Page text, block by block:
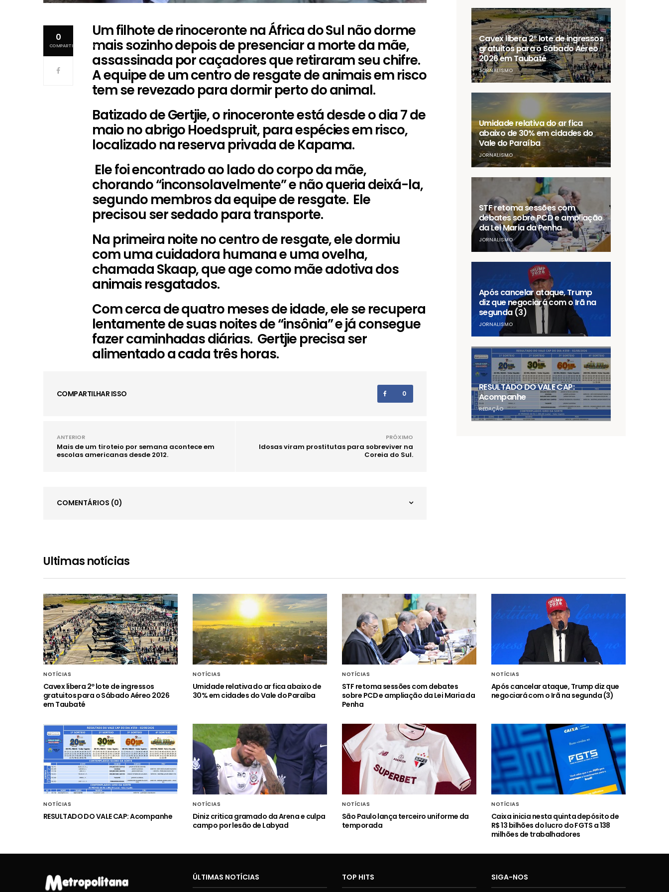
0
COMPARTILHAMENTOS
Um filhote de rinoceronte na África do Sul não dorme
mais sozinho depois de presenciar a morte da mãe,
assassinada por caçadores que retiraram seu chifre.
A equipe de um centro de resgate de animais em risco
tem se revezado para dormir perto do animal.
Batizado de Gertjie, o rinoceronte está desde o dia 7 de
maio no abrigo Hoedspruit, para espécies em risco,
localizado na reserva privada de Kapama.
Ele foi encontrado ao lado do corpo da mãe,
chorando “inconsolavelmente” e não queria deixá-la,
segundo membros da equipe de resgate. Ele
precisou ser sedado para transporte.
Na primeira noite no centro de resgate, ele dormiu
com uma cuidadora humana e uma ovelha,
chamada Skaap, que age como mãe adotiva dos
animais resgatados.
Com cerca de quatro meses de idade, ele se recupera
lentamente de suas noites de “insônia” e já consegue
fazer caminhadas diárias. Gertjie precisa ser
alimentado a cada três horas.
COMPARTILHAR ISSO 0
ANTERIOR
Mais de um tiroteio por semana acontece em
escolas americanas desde 2012.
PRÓXIMO
Idosas viram prostitutas para sobreviver na
Coreia do Sul.
COMENTÁRIOS (0)
Cavex libera 2º lote de ingressos
gratuitos para o Sábado Aéreo
2026 em Taubaté
JORNALISMO
Umidade relativa do ar fica
abaixo de 30% em cidades do
Vale do Paraíba
JORNALISMO
STF retoma sessões com
debates sobre PCD e ampliação
da Lei Maria da Penha
JORNALISMO
Após cancelar ataque, Trump
diz que negociará com o Irã na
segunda (3)
JORNALISMO
RESULTADO DO VALE CAP:
Acompanhe
REDAÇÃO
Ultimas notícias
NOTÍCIAS
Cavex libera 2º lote de ingressos
gratuitos para o Sábado Aéreo 2026
em Taubaté
NOTÍCIAS
Umidade relativa do ar fica abaixo de
30% em cidades do Vale do Paraíba
NOTÍCIAS
STF retoma sessões com debates
sobre PCD e ampliação da Lei Maria da
Penha
NOTÍCIAS
Após cancelar ataque, Trump diz que
negociará com o Irã na segunda (3)
NOTÍCIAS
RESULTADO DO VALE CAP: Acompanhe
NOTÍCIAS
Diniz critica gramado da Arena e culpa
campo por lesão de Labyad
NOTÍCIAS
São Paulo lança terceiro uniforme da
temporada
NOTÍCIAS
Caixa inicia nesta quinta depósito de
R$ 13 bilhões do lucro do FGTS a 138
milhões de trabalhadores
ÚLTIMAS NOTÍCIAS TOP HITS SIGA-NOS